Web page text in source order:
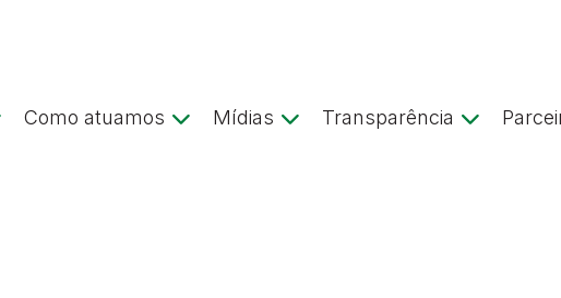
Como atuamos Mídias Transparência